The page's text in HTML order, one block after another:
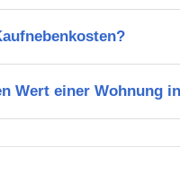
Wert einer Wohnung